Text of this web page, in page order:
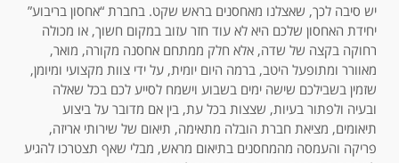
יש סיבה לכך, שאצלנו מאחסנים בראש שקט. בחברת “אחסון בריבוע”
יחידת האחסון שלכם היא לא עוד חזר עזוב במקום חשוך, או מכולה
רחוקה בקצה של שדה, אלא חלק ממתחם אחסנה מקורה, מואר,
מאוורר ומתופעל היטב, ברמה היום יומית, על ידי צוות מקצועי ומיומן,
שזמין בשבילכם שישה ימים בשבוע וישמח לסייע לכם בכל שאלה
ובעיה ולפתור בעיות, שצצות בכל עת, בין אם מדובר על ביצוע
תיאומים, מציאת חברת הובלה מתאימה, תיאום של שירותי אריזה,
פריקה והעמסה מהמחסנים בתיאום מראש, מבלי שאף תצטרכו להגיע